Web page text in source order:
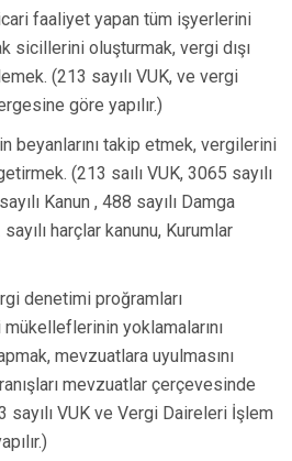
faaliyet yapan tüm işyerlerini
sicillerini oluşturmak, vergi dışı
(213 sayılı VUK, ve vergi
göre yapılır.)
beyanlarını takip etmek, vergilerini
(213 saılı VUK, 3065 sayılı
Kanun , 488 sayılı Damga
harçlar kanunu, Kurumlar
denetimi proğramları
yoklamalarını
mevzuatlara uyulmasını
mevzuatlar çerçevesinde
sayılı VUK ve Vergi Daireleri İşlem